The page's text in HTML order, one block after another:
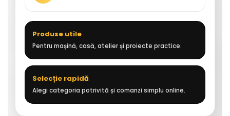
Produse utile
Pentru mașină, casă, atelier și proiecte practice.
Selecție rapidă
Alegi categoria potrivită și comanzi simplu online.